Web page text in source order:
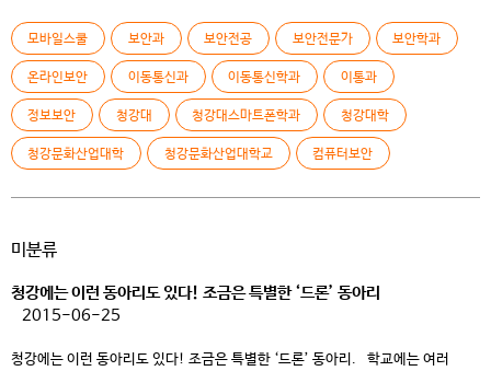
영업관리, 하이닉스에서 근무도 하다가 학교에 들어와 야간에 입학하여 배우게
되었습니다. 0 Q 프로필을 보니 우리 학교를 2년 졸업하시고 방통대에서 학사
석사 따신 거네요? 하이닉스에서는 […]
모바일스쿨 보안과 보안전공 보안전문가 보안학과
온라인보안 이동통신과 이동통신학과 이통과
정보보안 청강대 청강대스마트폰학과 청강대학
청강문화산업대학 청강문화산업대학교 컴퓨터보안
미분류
청강에는 이런 동아리도 있다! 조금은 특별한 ‘드론’ 동아리
2015-06-25
청강에는 이런 동아리도 있다! 조금은 특별한 ‘드론’ 동아리. 학교에는 여러